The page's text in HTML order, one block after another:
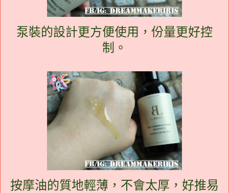
泵裝的設計更方便使用，份量更好控
制。
按摩油的質地輕薄，不會太厚，好推易